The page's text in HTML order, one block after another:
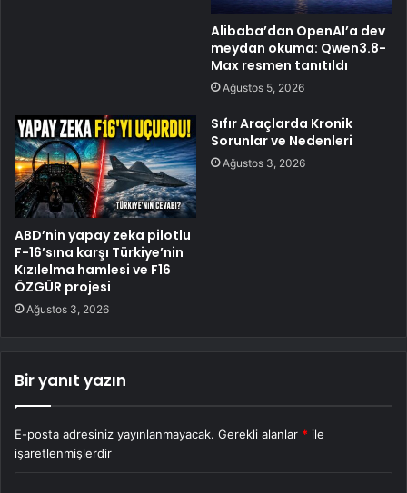
Alibaba’dan OpenAI’a dev
meydan okuma: Qwen3.8-
Max resmen tanıtıldı
Ağustos 5, 2026
ABD’nin yapay zeka pilotlu
F-16’sına karşı Türkiye’nin
Kızılelma hamlesi ve F16
ÖZGÜR projesi
Ağustos 3, 2026
Sıfır Araçlarda Kronik
Sorunlar ve Nedenleri
Ağustos 3, 2026
Bir yanıt yazın
E-posta adresiniz yayınlanmayacak. Gerekli alanlar * ile
işaretlenmişlerdir